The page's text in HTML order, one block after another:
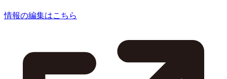
情報の編集はこちら